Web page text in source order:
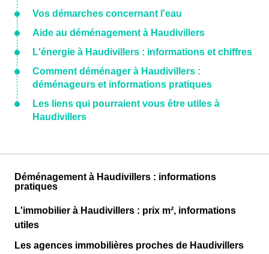
Vos démarches concernant l'eau
Aide au déménagement à Haudivillers
L'énergie à Haudivillers : informations et chiffres
Comment déménager à Haudivillers :
déménageurs et informations pratiques
Les liens qui pourraient vous être utiles à
Haudivillers
Déménagement à Haudivillers : informations
pratiques
L'immobilier à Haudivillers : prix m², informations
utiles
Les agences immobilières proches de Haudivillers